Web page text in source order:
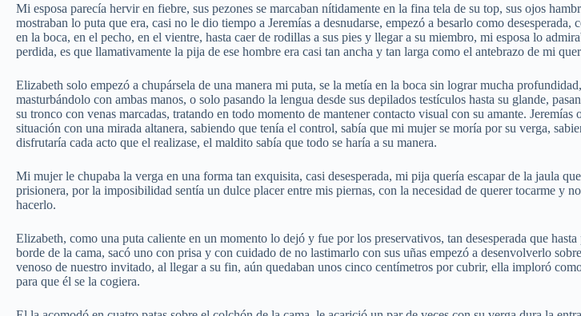
Mi esposa parecía hervir en fiebre, sus pezones se marcaban nítidamente en la fina tela de su top, sus ojos
mostraban lo puta que era, casi no le dio tiempo a Jeremías a desnudarse, empezó a besarlo como desesperada,
en la boca, en el pecho, en el vientre, hasta caer de rodillas a sus pies y llegar a su miembro, mi esposa lo
perdida, es que llamativamente la pija de ese hombre era casi tan ancha y tan larga como el antebrazo de mi
Elizabeth solo empezó a chupársela de una manera mi puta, se la metía en la boca sin lograr mucha profundidad,
masturbándolo con ambas manos, o solo pasando la lengua desde sus depilados testículos hasta su glande,
su tronco con venas marcadas, tratando en todo momento de mantener contacto visual con su amante. Jeremías
situación con una mirada altanera, sabiendo que tenía el control, sabía que mi mujer se moría por su verga,
disfrutaría cada acto que el realizase, el maldito sabía que todo se haría a su manera.
Mi mujer le chupaba la verga en una forma tan exquisita, casi desesperada, mi pija quería escapar de la jaula
prisionera, por la imposibilidad sentía un dulce placer entre mis piernas, con la necesidad de querer tocarme y
hacerlo.
Elizabeth, como una puta caliente en un momento lo dejó y fue por los preservativos, tan desesperada que hasta
borde de la cama, sacó uno con prisa y con cuidado de no lastimarlo con sus uñas empezó a desenvolverlo
venoso de nuestro invitado, al llegar a su fin, aún quedaban unos cinco centímetros por cubrir, ella imploró
para que él se la cogiera.